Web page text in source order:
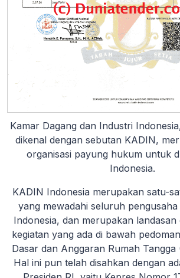
Kamar Dagang dan Industri
dikenal dengan sebutan KADIN,
organisasi payung hukum untuk
Indonesia.
KADIN Indonesia merupakan satu-
yang mewadahi seluruh
Indonesia, dan merupakan
kegiatan yang ada di bawah
Dasar dan Anggaran Rumah Tangga
Hal ini pun telah disahkan dengan